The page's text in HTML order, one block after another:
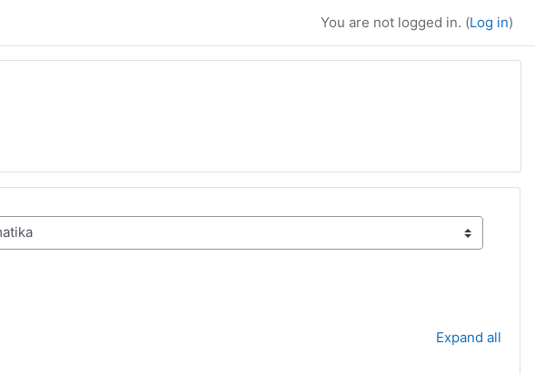
You are not logged in. (Log in)
Expand all